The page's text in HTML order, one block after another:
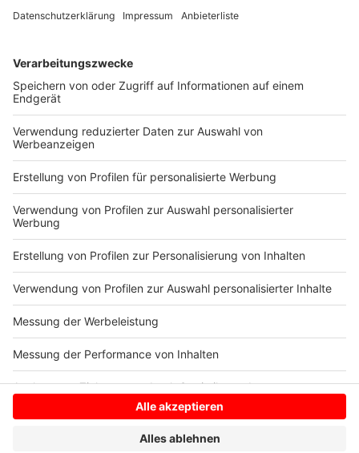
Die nächste Baustellensprechstunde
Ab Donnerstag, 11. Juni, bietet die Stadt außerdem
wieder eine Baustellensprechstunde an. Dort können
sich Interessierte mit Fragen und Anliegen direkt an
das Baustellenteam wenden.
Die Stadt bittet während der laufenden Arbeiten
weiter um Verständnis.
Anzeige
Anzeige